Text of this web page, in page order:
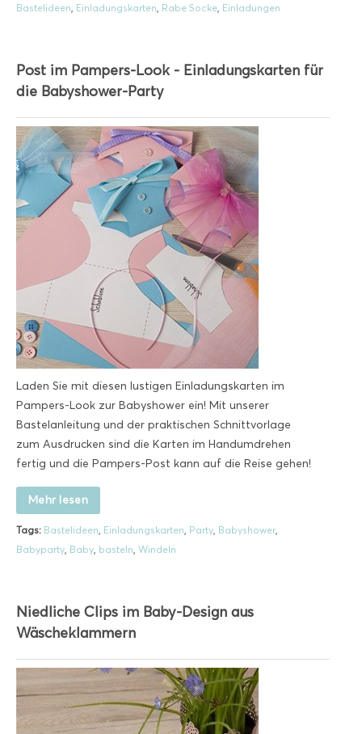
Bastelideen, Einladungskarten, Rabe Socke, Einladungen
Post im Pampers-Look - Einladungskarten für
die Babyshower-Party
Laden Sie mit diesen lustigen Einladungskarten im
Pampers-Look zur Babyshower ein! Mit unserer
Bastelanleitung und der praktischen Schnittvorlage
zum Ausdrucken sind die Karten im Handumdrehen
fertig und die Pampers-Post kann auf die Reise gehen!
Mehr lesen
Tags: Bastelideen, Einladungskarten, Party, Babyshower,
Babyparty, Baby, basteln, Windeln
Niedliche Clips im Baby-Design aus
Wäscheklammern